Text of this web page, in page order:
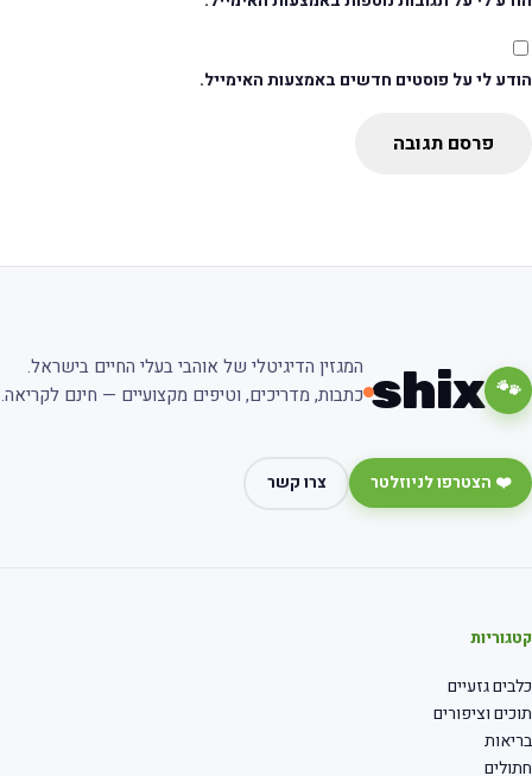
לי על פוסטים חדשים באמצעות האימייל.
פרסם תגובה
🐾
shix
המגזין הדיגיטלי של אוהבי בעלי החיים בישראל.
כתבות, מדריכים, וטיפים מקצועיים — חינם לקריאה.
❤️ הצטרפו לניוזלטר צרו קשר
גזעיים
וציפורים